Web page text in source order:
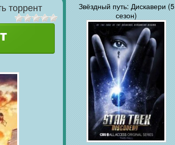
Звёздный путь: Дискавери (5
сезон)
торрент